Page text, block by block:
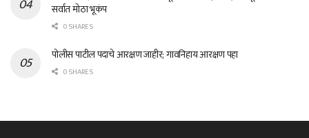
सर्वात मोठा भूकंप
0 SHARES
पोलीस पाटील पदाचे आरक्षण जाहीर; गावनिहाय आरक्षण पहा
0 SHARES